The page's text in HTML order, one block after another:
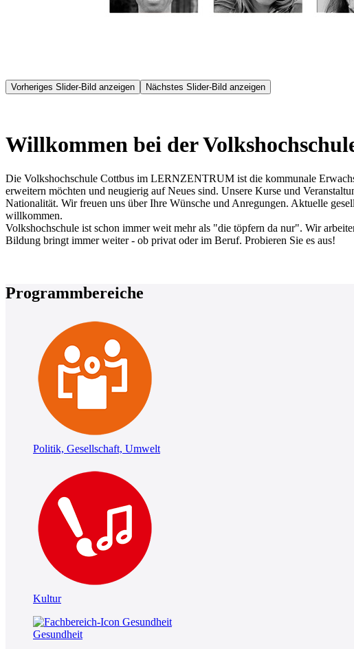
Vorheriges Slider-Bild anzeigen Nächstes Slider-Bild anzeigen
Willkommen bei der
Die Volkshochschule Cottbus im LERNZENTRUM ist die kommunale
erweitern möchten und neugierig auf Neues sind. Unsere Kurse und
Nationalität. Wir freuen uns über Ihre Wünsche und Anregungen. Aktuelle
willkommen.
Volkshochschule ist schon immer weit mehr als "die töpfern da nur". Wir
Bildung bringt immer weiter - ob privat oder im Beruf. Probieren Sie es aus!
Programmbereiche
Politik, Gesellschaft, Umwelt
Kultur
Gesundheit